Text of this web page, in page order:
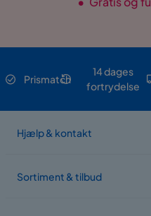
Prismatch
14 dages
fortrydelse
Hjælp & kontakt
Sortiment & tilbud